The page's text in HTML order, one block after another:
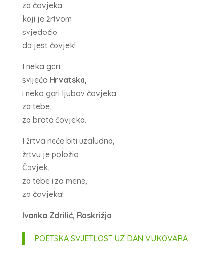
za čovjeka
koji je žrtvom
svjedočio
da jest čovjek!
I neka gori
svijeća Hrvatska,
i neka gori ljubav čovjeka
za tebe,
za brata čovjeka.
I žrtva neće biti uzaludna,
žrtvu je položio
Čovjek,
za tebe i za mene,
za čovjeka!
Ivanka Zdrilić, Raskrižja
POETSKA SVJETLOST UZ DAN VUKOVARA